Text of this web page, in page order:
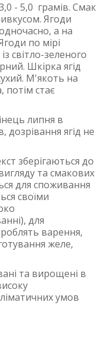
- 5,0 грамів. Смак
Ягоди
а на
по мірі
світло-зеленого
Шкірка ягід
М'якоть на
потім стає
липня в
дозрівання ягід не
зберігаються до
та смакових
для споживання
своїми
для
роблять варення,
желе,
та вирощені в
умов